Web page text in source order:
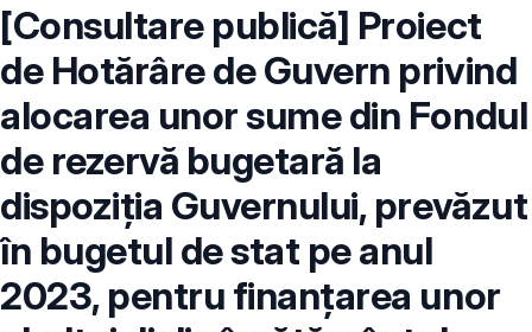
[Consultare publică] Proiect
de Hotărâre de Guvern privind
alocarea unor sume din Fondul
de rezervă bugetară la
dispoziția Guvernului, prevăzut
în bugetul de stat pe anul
2023, pentru finanțarea unor